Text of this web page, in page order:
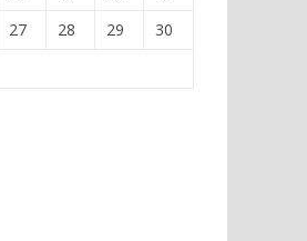
27 28 29
30